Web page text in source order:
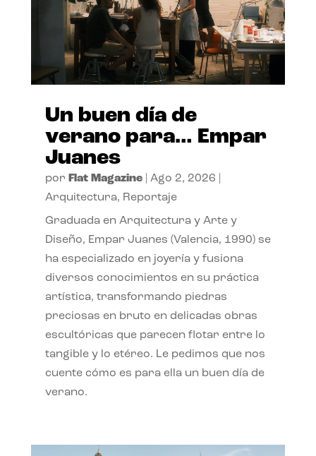
Un buen día de
verano para… Empar
Juanes
por Flat Magazine| Ago 2, 2026
Arquitectura, Reportaje
Graduada en Arquitectura y Arte y
Diseño, Empar Juanes (Valencia, 1990) se
ha especializado en joyería y fusiona
diversos conocimientos en su práctica
artística, transformando piedras
preciosas en bruto en delicadas obras
escultóricas que parecen flotar entre lo
tangible y lo etéreo. Le pedimos que nos
cuente cómo es para ella un buen día de
verano.